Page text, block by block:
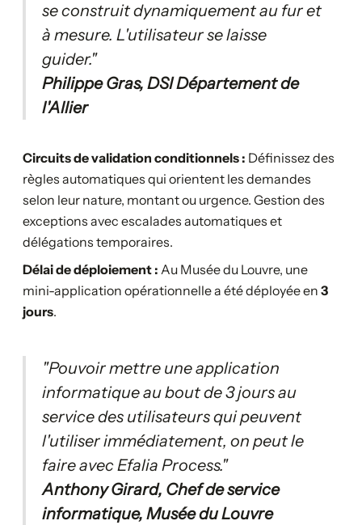
se construit dynamiquement au fur et
à mesure. L'utilisateur se laisse
guider."
Philippe Gras, DSI Département de
l'Allier
Circuits de validation conditionnels : Définissez des
règles automatiques qui orientent les demandes
selon leur nature, montant ou urgence. Gestion des
exceptions avec escalades automatiques et
délégations temporaires.
Délai de déploiement : Au Musée du Louvre, une
mini-application opérationnelle a été déployée en 3
jours.
"Pouvoir mettre une application
informatique au bout de 3 jours au
service des utilisateurs qui peuvent
l'utiliser immédiatement, on peut le
faire avec Efalia Process."
Anthony Girard, Chef de service
informatique, Musée du Louvre